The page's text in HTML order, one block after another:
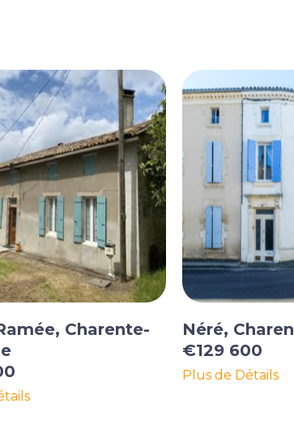
Charente-
Néré,
€129 600
Plus de Détails